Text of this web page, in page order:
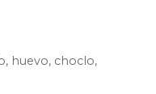
huevo, choclo,